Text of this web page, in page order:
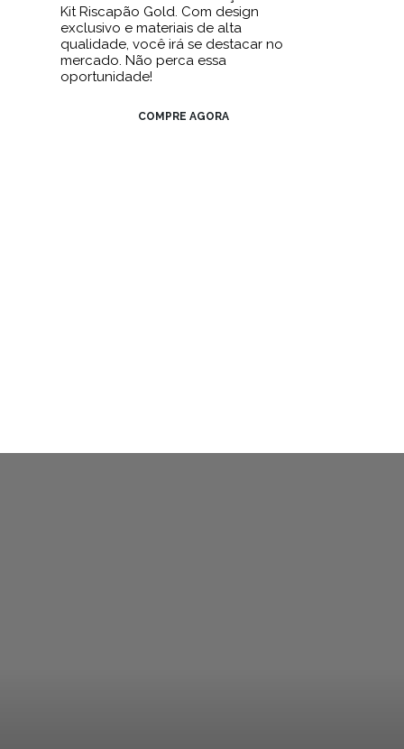
Kit Riscapão Gold. Com design
exclusivo e materiais de alta
qualidade, você irá se destacar no
mercado. Não perca essa
oportunidade!
COMPRE AGORA